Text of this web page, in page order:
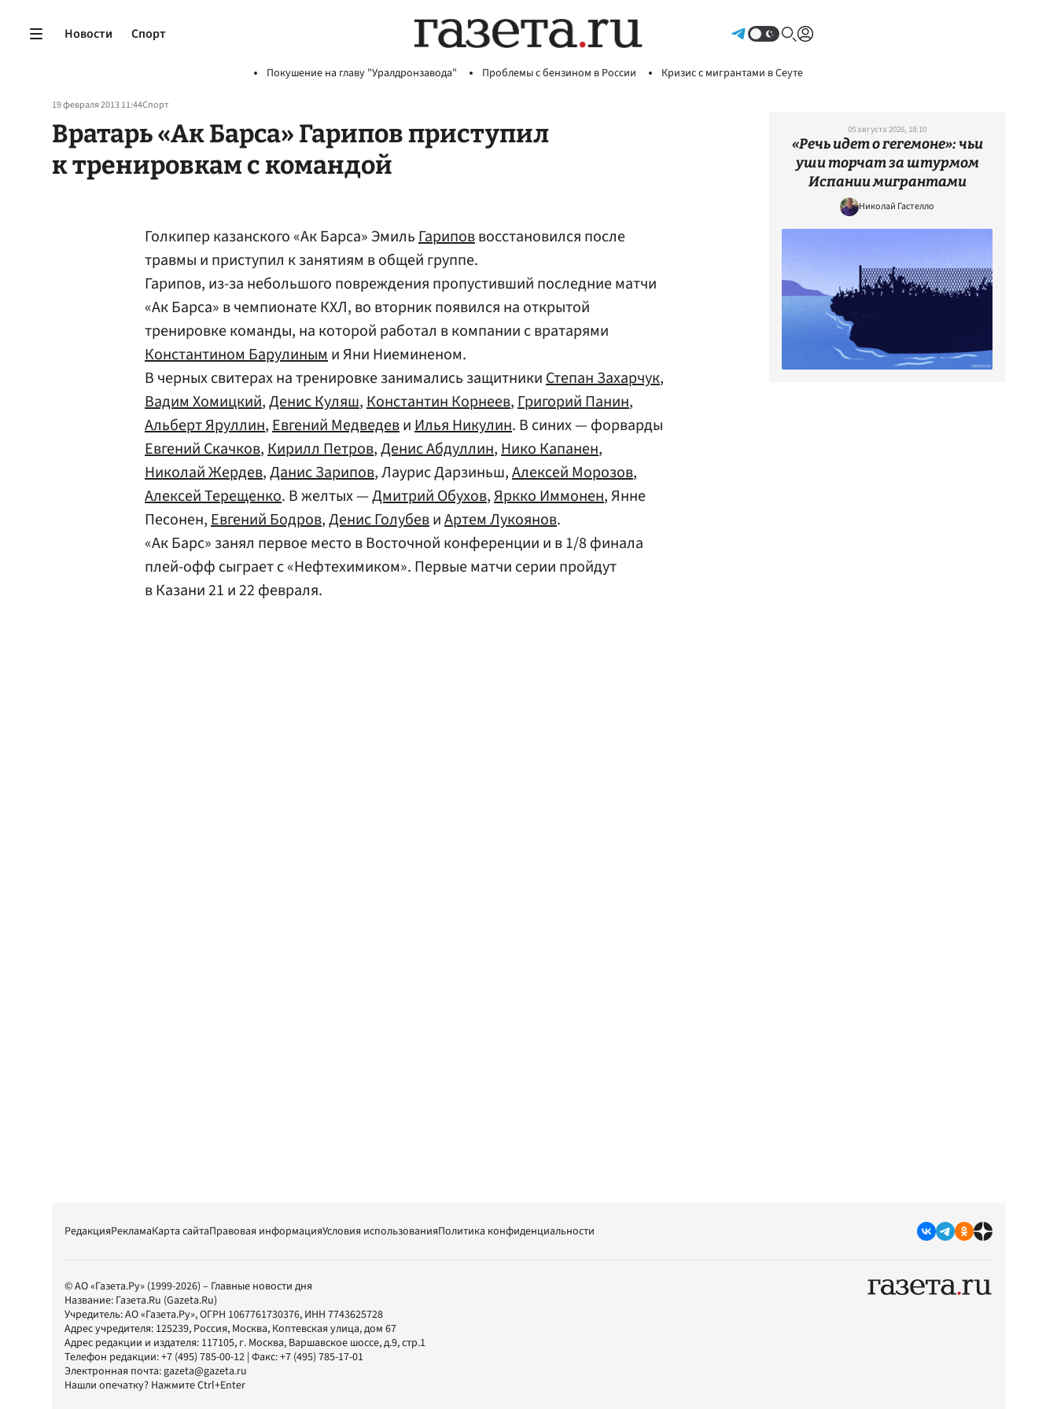
Новости Спорт
Покушение на главу "Уралдронзавода" Проблемы с бензином в России Кризис с мигрантами в Сеуте
19 февраля 2013 11:44Спорт
Вратарь «Ак Барса» Гарипов приступил
к тренировкам с командой
Голкипер казанского «Ак Барса» ЭмильГариповвосстановился после
травмы и приступил к занятиям в общей группе.
Гарипов, из-за небольшого повреждения пропустивший последние матчи
«Ак Барса» в чемпионате КХЛ, во вторник появился на открытой
тренировке команды, на которой работал в компании с вратарями
Константином Барулиными Яни Ниеминеном.
В черных свитерах на тренировке занимались защитникиСтепан Захарчук,
Вадим Хомицкий,Денис Куляш,Константин Корнеев,Григорий Панин,
Альберт Яруллин,Евгений МедведевиИлья Никулин. В синих — форварды
Евгений Скачков,Кирилл Петров,Денис Абдуллин,Нико Капанен,
Николай Жердев,Данис Зарипов, Лаурис Дарзиньш,Алексей Морозов,
Алексей Терещенко. В желтых —Дмитрий Обухов,Яркко Иммонен, Янне
Песонен,Евгений Бодров,Денис ГолубевиАртем Лукоянов.
«Ак Барс» занял первое место в Восточной конференции и в 1/8 финала
плей-офф сыграет с «Нефтехимиком». Первые матчи серии пройдут
в Казани 21 и 22 февраля.
05 августа 2026, 18:10
«Речь идет о гегемоне»: чьи
уши торчат за штурмом
Испании мигрантами
Николай Гастелло
РедакцияРекламаКарта сайтаПравовая информацияУсловия использованияПолитика конфиденциальности
© АО «Газета.Ру» (1999-2026) – Главные новости дня
Название: Газета.Ru (Gazeta.Ru)
Учредитель:АО «Газета.Ру», ОГРН 1067761730376, ИНН 7743625728
Адрес учредителя: 125239, Россия, Москва, Коптевская улица, дом 67
Адрес редакции и издателя: 117105, г. Москва, Варшавское шоссе, д.9, стр.1
Телефон редакции:+7 (495) 785-00-12 | Факс:+7 (495) 785-17-01
Электронная почта:gazeta@gazeta.ru
Нашли опечатку? Нажмите Ctrl+Enter